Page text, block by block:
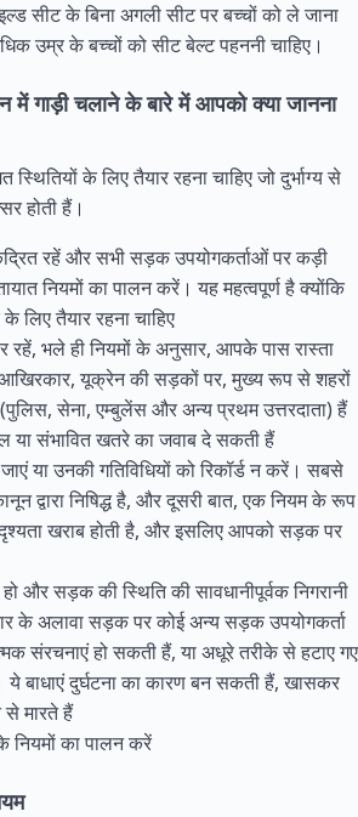
सीट के बिना अगली सीट पर बच्चों को ले जाना
उम्र के बच्चों को सीट बेल्ट पहननी चाहिए।
में गाड़ी चलाने के बारे में आपको क्या जानना
स्थितियों के लिए तैयार रहना चाहिए जो दुर्भाग्य से
होती हैं।
रहें और सभी सड़क उपयोगकर्ताओं पर कड़ी
नियमों का पालन करें। यह महत्वपूर्ण है क्योंकि
तैयार रहना चाहिए
रहें, भले ही नियमों के अनुसार, आपके पास रास्ता
यूक्रेन की सड़कों पर, मुख्य रूप से शहरों
सेना, एम्बुलेंस और अन्य प्रथम उत्तरदाता) हैं
या संभावित खतरे का जवाब दे सकती हैं
या उनकी गतिविधियों को रिकॉर्ड न करें। सबसे
द्वारा निषिद्ध है, और दूसरी बात, एक नियम के रूप
खराब होती है, और इसलिए आपको सड़क पर
और सड़क की स्थिति की सावधानीपूर्वक निगरानी
के अलावा सड़क पर कोई अन्य सड़क उपयोगकर्ता
संरचनाएं हो सकती हैं, या अधूरे तरीके से हटाए गए
बाधाएं दुर्घटना का कारण बन सकती हैं, खासकर
मारते हैं
नियमों का पालन करें